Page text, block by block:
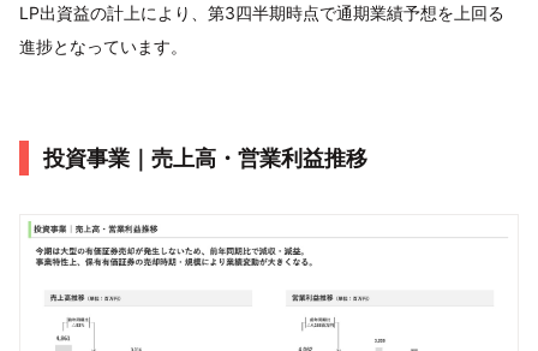
LP出資益の計上により、第3四半期時点で通期業績予想を上回る
進捗となっています。
投資事業｜売上高・営業利益推移